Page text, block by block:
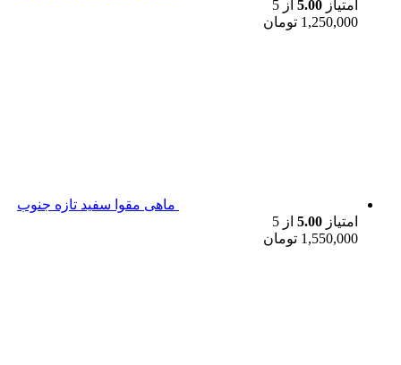
امتیاز 5.00 از 5
1,250,000 تومان
ماهی مقوا سفید تازه جنوب
امتیاز 5.00 از 5
1,550,000 تومان